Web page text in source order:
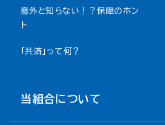
意外と知らない！？保障のホン
ト
「共済」って何？
当組合について